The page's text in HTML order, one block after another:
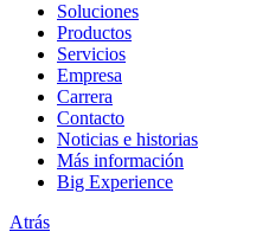
Soluciones
Productos
Servicios
Empresa
Carrera
Contacto
Noticias e historias
Más información
Big Experience
Atrás